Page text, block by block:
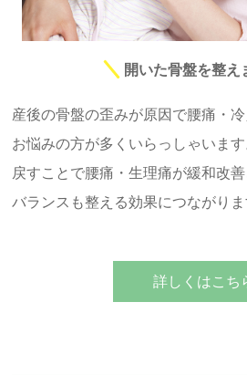
開いた骨盤を整え
産後の骨盤の歪みが原因で腰痛・
お悩みの方が多くいらっしゃいま
戻すことで腰痛・生理痛が緩和改
バランスも整える効果につながりま
詳しくはこち